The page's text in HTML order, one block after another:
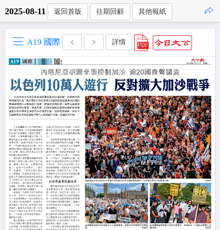
2025-08-11 返回首版 往期回顧 其他報紙
A19 國際 詳情